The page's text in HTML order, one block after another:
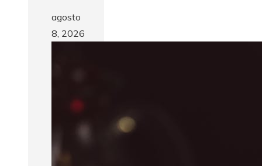
agosto
8, 2026